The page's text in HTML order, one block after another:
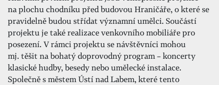
na plochu chodníku před budovou Hraničáře, o které se
pravidelně budou střídat významní umělci. Součástí
projektu je také realizace venkovního mobiliáře pro
posezení. V rámci projektu se návštěvníci mohou
mj. těšit na bohatý doprovodný program – koncerty
klasické hudby, besedy nebo umělecké instalace.
Společně s městem Ústí nad Labem, které tento